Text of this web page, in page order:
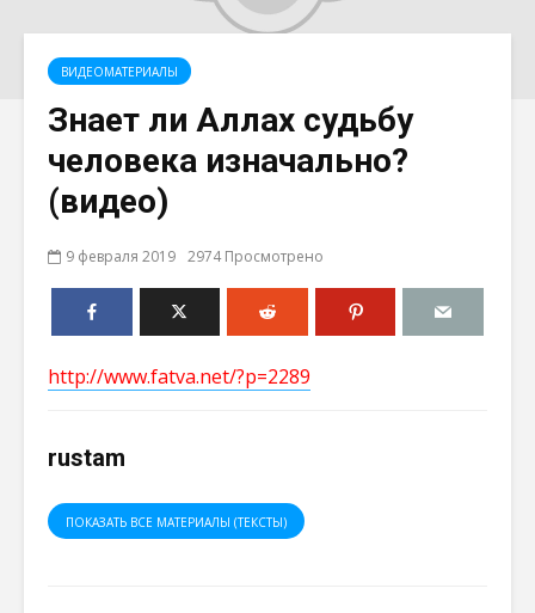
ВИДЕОМАТЕРИАЛЫ
Знает ли Аллах судьбу
человека изначально?
(видео)
9 февраля 2019 2974 Просмотрено
http://www.fatva.net/?p=2289
rustam
ПОКАЗАТЬ ВСЕ МАТЕРИАЛЫ (ТЕКСТЫ)